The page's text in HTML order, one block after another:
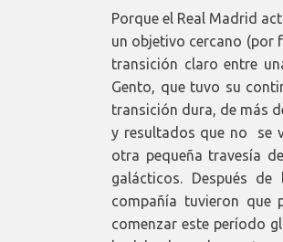
Porque el Real Madrid
un objetivo cercano (por
transición claro entre
Gento, que tuvo su
transición dura, de más
y resultados que no se
otra pequeña travesía
galácticos. Después
compañía tuvieron que
comenzar este período